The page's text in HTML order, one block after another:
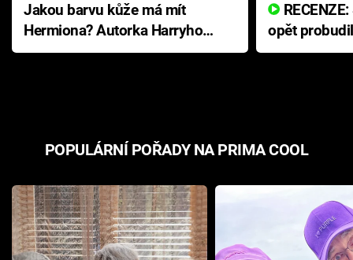
Jakou barvu kůže má mít
Hermiona? Autorka Harryho
Pottera přišla s ráznou
opět
přichází s
POPULÁRNÍ POŘADY NA PRIMA COOL